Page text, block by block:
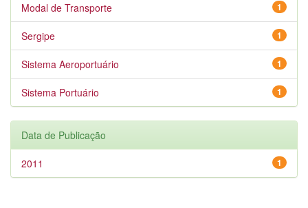
1
Modal de Transporte
1
Sergipe
1
Sistema Aeroportuário
1
Sistema Portuário
Data de Publicação
1
2011